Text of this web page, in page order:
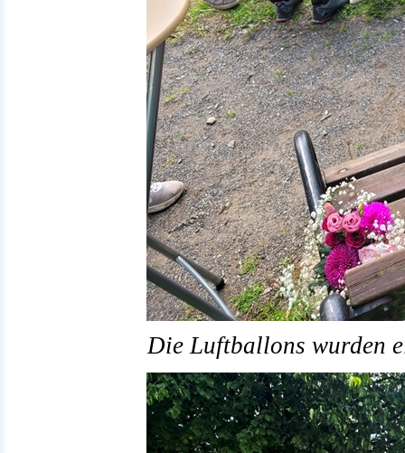
Die Luftballons wurden